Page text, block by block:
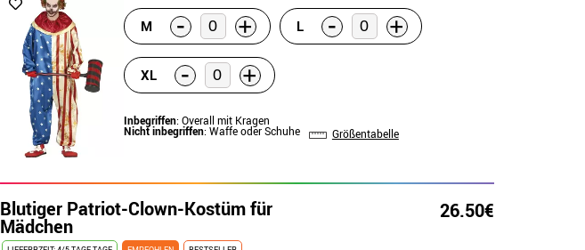
M - + L - +
XL - +
Inbegriffen: Overall mit Kragen
Nicht inbegriffen: Waffe oder Schuhe Größentabelle
Blutiger Patriot-Clown-Kostüm für
Mädchen
26.50€